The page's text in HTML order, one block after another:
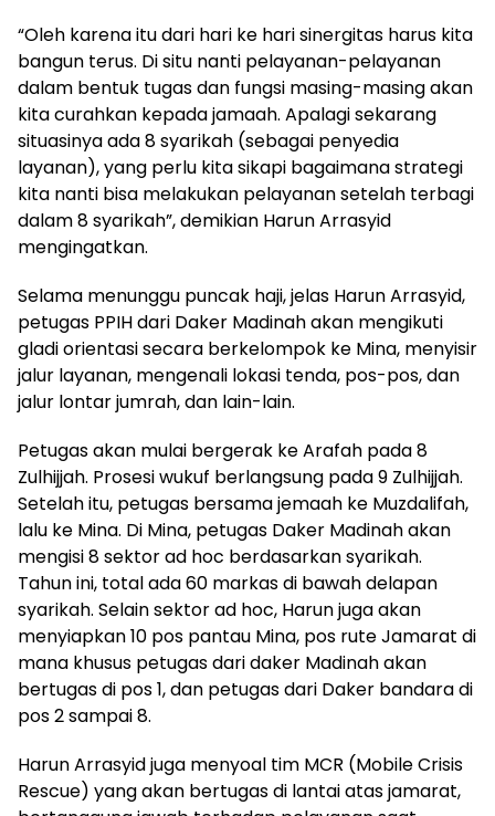
“Oleh karena itu dari hari ke hari sinergitas harus kita
bangun terus. Di situ nanti pelayanan-pelayanan
dalam bentuk tugas dan fungsi masing-masing akan
kita curahkan kepada jamaah. Apalagi sekarang
situasinya ada 8 syarikah (sebagai penyedia
layanan), yang perlu kita sikapi bagaimana strategi
kita nanti bisa melakukan pelayanan setelah terbagi
dalam 8 syarikah”, demikian Harun Arrasyid
mengingatkan.
Selama menunggu puncak haji, jelas Harun Arrasyid,
petugas PPIH dari Daker Madinah akan mengikuti
gladi orientasi secara berkelompok ke Mina, menyisir
jalur layanan, mengenali lokasi tenda, pos-pos, dan
jalur lontar jumrah, dan lain-lain.
Petugas akan mulai bergerak ke Arafah pada 8
Zulhijjah. Prosesi wukuf berlangsung pada 9 Zulhijjah.
Setelah itu, petugas bersama jemaah ke Muzdalifah,
lalu ke Mina. Di Mina, petugas Daker Madinah akan
mengisi 8 sektor ad hoc berdasarkan syarikah.
Tahun ini, total ada 60 markas di bawah delapan
syarikah. Selain sektor ad hoc, Harun juga akan
menyiapkan 10 pos pantau Mina, pos rute Jamarat di
mana khusus petugas dari daker Madinah akan
bertugas di pos 1, dan petugas dari Daker bandara di
pos 2 sampai 8.
Harun Arrasyid juga menyoal tim MCR (Mobile Crisis
Rescue) yang akan bertugas di lantai atas jamarat,